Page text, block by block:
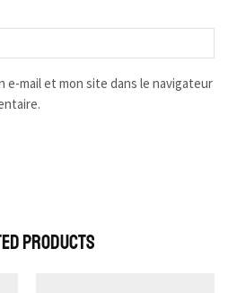
e-mail et mon site dans le navigateur
Products